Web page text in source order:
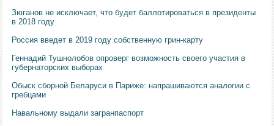
Зюганов не исключает, что будет баллотироваться в президенты
в 2018 году
Россия введет в 2019 году собственную грин-карту
Геннадий Тушнолобов опроверг возможность своего участия в
губернаторских выборах
Обыск сборной Беларуси в Париже: напрашиваются аналогии с
гребцами
Навальному выдали загранпаспорт